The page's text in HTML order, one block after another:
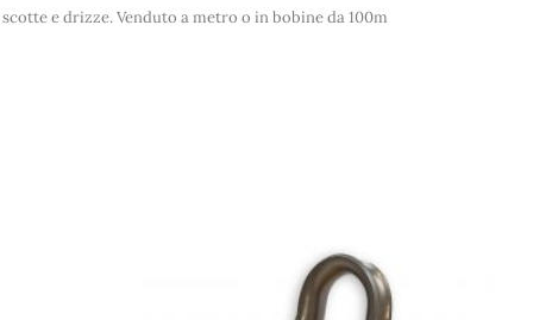
e drizze. Venduto a metro o in bobine da 100m